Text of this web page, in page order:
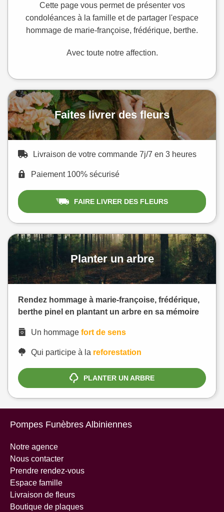
Cette page vous permet de présenter vos
condoléances à la famille et de partager l'espace
hommage de marie-françoise, frédérique, berthe.
Avec toute notre affection.
Faites livrer des fleurs
Livraison de votre commande 7j/7 en 3 heures
Paiement 100% sécurisé
FAIRE LIVRER DES FLEURS
Planter un arbre
Rendez hommage à marie-françoise, frédérique,
berthe pinel en plantant un arbre en sa mémoire
Un hommage fort de sens
Qui participe à la reforestation
PLANTER UN ARBRE
Pompes Funèbres Albiniennes
Notre agence
Nous contacter
Prendre rendez-vous
Espace famille
Livraison de fleurs
Boutique de plaques